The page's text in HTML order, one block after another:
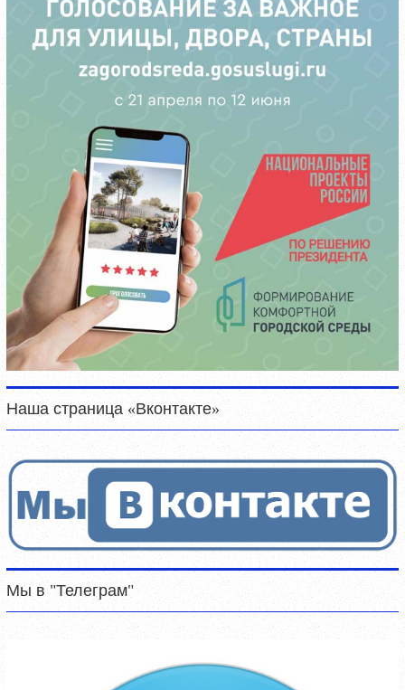
Наша страница «Вконтакте»
Мы в "Телеграм"